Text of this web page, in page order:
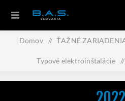
Domov / ŤAŽNÉ
Typové elektroinštalácie /